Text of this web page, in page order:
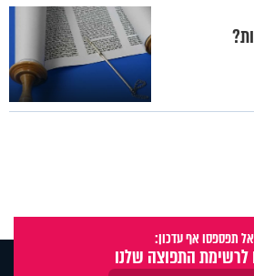
אל תפספסו אף עדכון:
התפוצה שלנו